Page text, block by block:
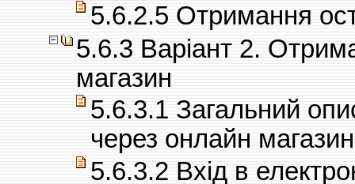
5.6.2.5 Отримання
5.6.3 Варіант 2.
магазин
5.6.3.1 Загальний
через онлайн магазин
5.6.3.2 Вхід в